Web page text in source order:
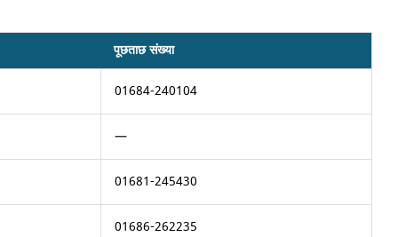
पूछताछ संख्या
01684-240104
—
01681-245430
01686-262235